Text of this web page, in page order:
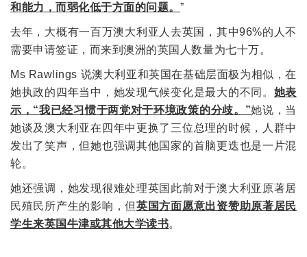
和能力，而弱化低于方面的问题。 ”
去年，大概有一百万澳大利亚人去英国，其中96%的人不
需要申请签证，而来到澳洲的英国人数量为七十万。
Ms Rawlings 说澳大利亚和英国在基础层面极为相似，在
她执政的四年当中，她发现气候变化是最大的不同。 她表
示，“我已经习惯于两党对于环境政策的分歧。”她说，当
她谈及澳大利亚在四年中更换了三位总理的时候，人群中
发出了笑声，但她也强调其他国家的首脑更迭也是一片混
轮。
她还强调，她发现很难处理英国此前对于澳大利亚原著居
民殖民所产生的影响，但英国方面愿意出资赞助原著居民
学生来英国牛津或其他大学读书。